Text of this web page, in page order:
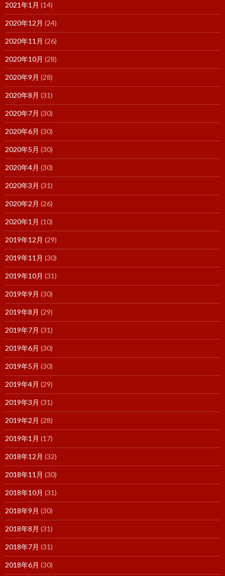
2021年1月 (14)
2020年12月 (24)
2020年11月 (26)
2020年10月 (28)
2020年9月 (28)
2020年8月 (31)
2020年7月 (30)
2020年6月 (30)
2020年5月 (30)
2020年4月 (30)
2020年3月 (31)
2020年2月 (26)
2020年1月 (10)
2019年12月 (29)
2019年11月 (30)
2019年10月 (31)
2019年9月 (30)
2019年8月 (29)
2019年7月 (31)
2019年6月 (30)
2019年5月 (30)
2019年4月 (29)
2019年3月 (31)
2019年2月 (28)
2019年1月 (17)
2018年12月 (32)
2018年11月 (30)
2018年10月 (31)
2018年9月 (30)
2018年8月 (31)
2018年7月 (31)
2018年6月 (30)